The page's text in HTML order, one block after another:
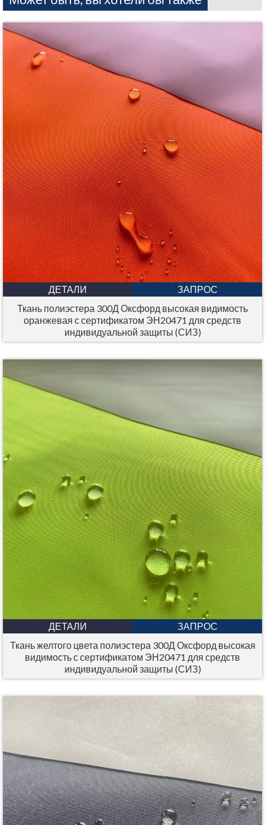
ДЕТАЛИ
ЗАПРОС
Ткань полиэстера 300Д Оксфорд высокая видимость
оранжевая с сертификатом ЭН20471 для средств
индивидуальной защиты (СИЗ)
ДЕТАЛИ
ЗАПРОС
Ткань желтого цвета полиэстера 300Д Оксфорд высокая
видимость с сертификатом ЭН20471 для средств
индивидуальной защиты (СИЗ)